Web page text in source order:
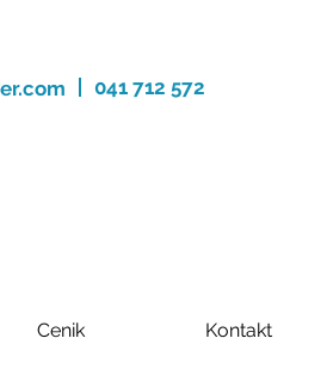
041 712 572
Cenik Kontakt